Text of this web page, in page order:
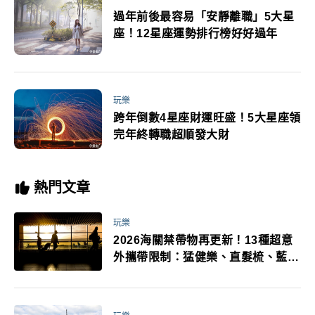
過年前後最容易「安靜離職」5大星
座！12星座運勢排行榜好好過年
玩樂
跨年倒數4星座財運旺盛！5大星座領
完年終轉職超順發大財
熱門文章
玩樂
2026海關禁帶物再更新！13種超意
外攜帶限制：猛健樂、直髮梳、藍牙
萬！注意事項一次看！